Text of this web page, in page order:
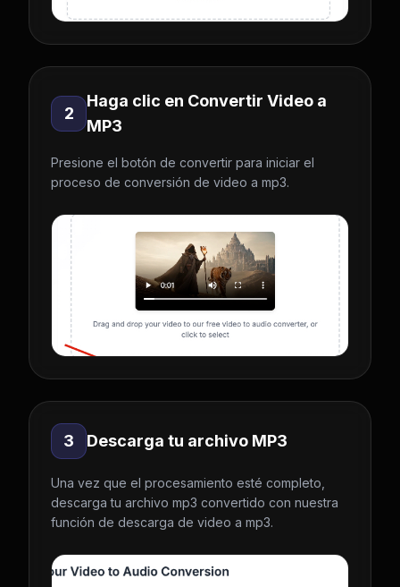
2
Haga clic en Convertir Video a
MP3
Presione el botón de convertir para iniciar el
proceso de conversión de video a mp3.
3 Descarga tu archivo MP3
Una vez que el procesamiento esté completo,
descarga tu archivo mp3 convertido con nuestra
función de descarga de video a mp3.